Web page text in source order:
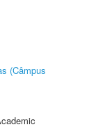
(Câmpus